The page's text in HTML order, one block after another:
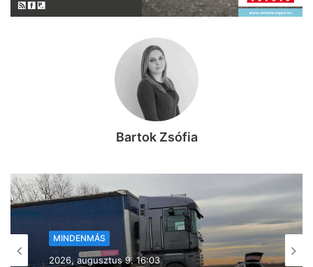
Bartok Zsófia
MINDENMÁS
2026, augusztus 9. 15:07